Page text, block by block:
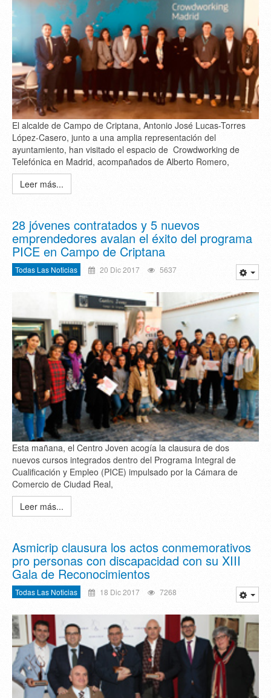
El alcalde de Campo de Criptana, Antonio José Lucas-Torres
López-Casero, junto a una amplia representación del
ayuntamiento, han visitado el espacio de Crowdworking de
Telefónica en Madrid, acompañados de Alberto Romero,
Leer más...
28 jóvenes contratados y 5 nuevos
emprendedores avalan el éxito del programa
PICE en Campo de Criptana
Todas Las Noticias 20 Dic 2017 5637
Esta mañana, el Centro Joven acogía la clausura de dos
nuevos cursos integrados dentro del Programa Integral de
Cualificación y Empleo (PICE) impulsado por la Cámara de
Comercio de Ciudad Real,
Leer más...
Asmicrip clausura los actos conmemorativos
pro personas con discapacidad con su XIII
Gala de Reconocimientos
Todas Las Noticias 18 Dic 2017 7268